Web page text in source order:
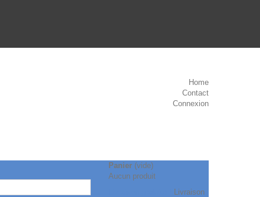
Home
Contact
Connexion
Panier (vide)
Aucun produit
Livraison